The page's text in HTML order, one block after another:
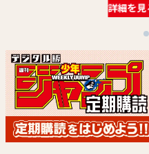
詳細を見